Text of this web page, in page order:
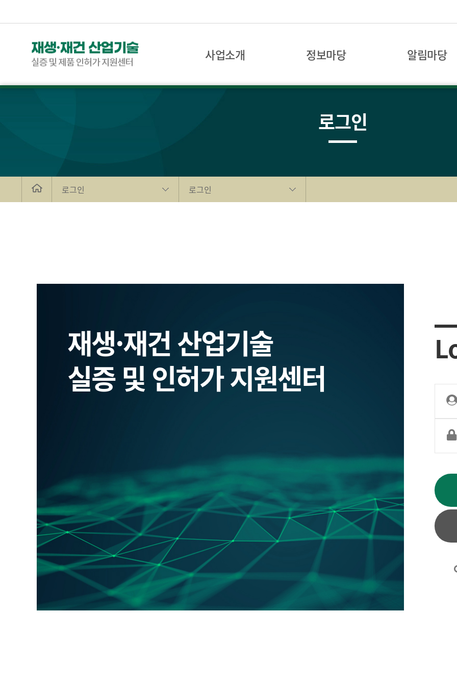
사업소개 정보마당 알림마당
로그인
로그인 로그인
재생·재건 산업기술
실증 및 인허가 지원센터